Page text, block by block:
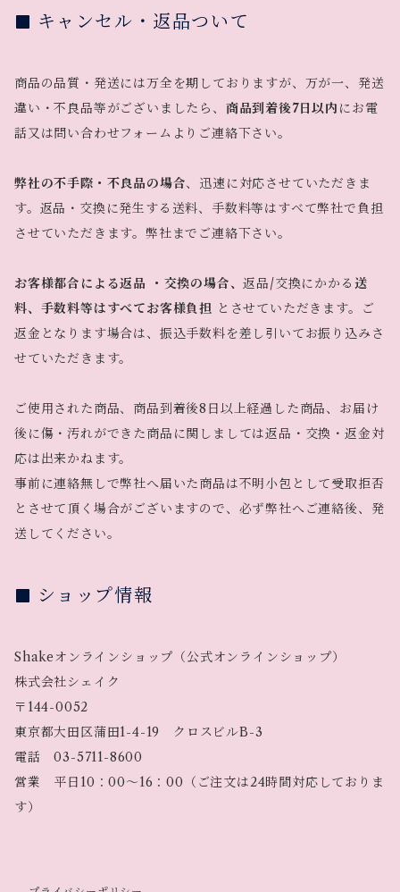
キャンセル・返品ついて
商品の品質・発送には万全を期しておりますが、万が一、発送
違い・不良品等がございましたら、 商品到着後7日以内 にお電
話又は問い合わせフォームよりご連絡下さい。
弊社の不手際・不良品の場合、迅速に対応させていただきま
す。返品・交換に発生する送料、手数料等はすべて弊社で負担
させていただきます。弊社までご連絡下さい。
お客様都合による返品 ・交換の場合、返品/交換にかかる 送
料、手数料等はすべてお客様負担 とさせていただきます。ご
返金となります場合は、振込手数料を差し引いてお振り込みさ
せていただきます。
ご使用された商品、商品到着後8日以上経過した商品、お届け
後に傷・汚れができた商品に関しましては返品・交換・返金対
応は出来かねます。
事前に連絡無しで弊社へ届いた商品は不明小包として受取拒否
とさせて頂く場合がございますので、必ず弊社へご連絡後、発
送してください。
ショップ情報
Shakeオンラインショップ（公式オンラインショップ）
株式会社シェイク
〒144-0052
東京都大田区蒲田1-4-19 クロスビルB-3
電話 03-5711-8600
営業 平日10：00～16：00（ご注文は24時間対応しておりま
す）